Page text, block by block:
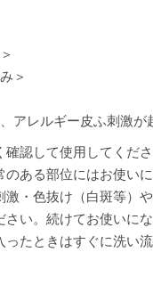
＞
アレルギー皮ふ刺激が
認して使用してくださ
ある部位にはお使い
激・色抜け（白斑等）
い。続けてお使いに
たときはすぐに洗い流